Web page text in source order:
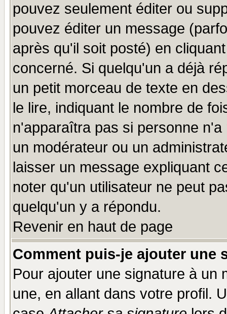
pouvez seulement éditer ou
pouvez éditer un message
après qu'il soit posté) en
concerné. Si quelqu'un a déjà
un petit morceau de texte en
le lire, indiquant le nombre de
n'apparaîtra pas si personne
un modérateur ou un
laisser un message expliquant
noter qu'un utilisateur ne peut
quelqu'un y a répondu.
Revenir en haut de page
Comment puis-je ajouter une
Pour ajouter une signature à un
une, en allant dans votre profil.